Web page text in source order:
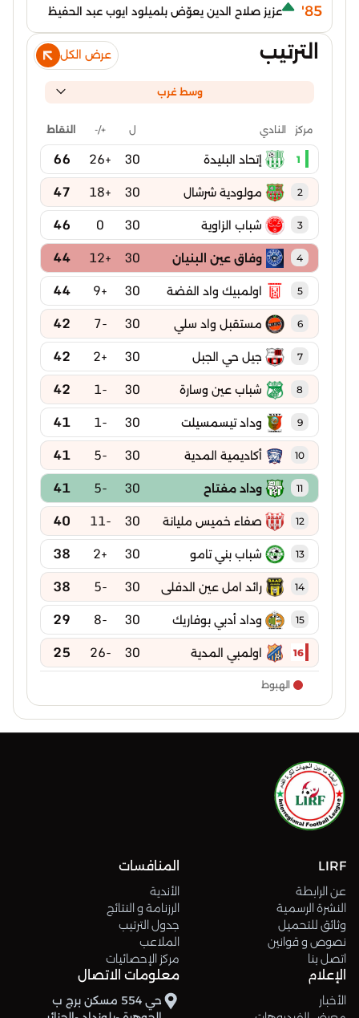
85' عزيز صلاح الدين يعوّض بلميلود ايوب عبد الحفيظ
الترتيب عرض الكل
وسط غرب
مركز النادي ل +/- النقاط
1 إتحاد البليدة 30
+26
66
2 مولودية شرشال 30
+18
47
3 شباب الزاوية 30
0
46
4 وفاق عين البنيان 30
+12
44
5 اولمبيك واد الفضة 30
+9
44
6 مستقبل واد سلي 30
-7
42
7 جيل حي الجبل 30
+2
42
8 شباب عين وسارة 30
-1
42
9 وداد تيسمسيلت 30
-1
41
10 أكاديمية المدية 30
-5
41
11 وداد مفتاح 30
-5
41
12 صفاء خميس مليانة 30
-11
40
13 شباب بني تامو 30
+2
38
14 رائد امل عين الدفلى 30
-5
38
15 وداد أدبي بوفاريك 30
-8
29
16 اولمبي المدية 30
-26
25
الهبوط
LIRF
عن الرابطة
النشرة الرسمية
وثائق للتحميل
نصوص و قوانين
اتصل بنا
المنافسات
الأندية
الرزنامة و النتائج
جدول الترتيب
الملاعب
مركز الإحصائيات
الإعلام
الأخبار
معلومات الاتصال
حي 554 مسكن برج ب